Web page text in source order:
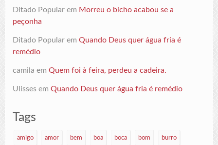
Ditado Popular em Morreu o bicho acabou se a
peçonha
Ditado Popular emQuando Deus quer água fria é
remédio
camila emQuem foi à feira, perdeu a cadeira.
Ulisses emQuando Deus quer água fria é remédio
Tags
amigo amor bem boa boca bom burro